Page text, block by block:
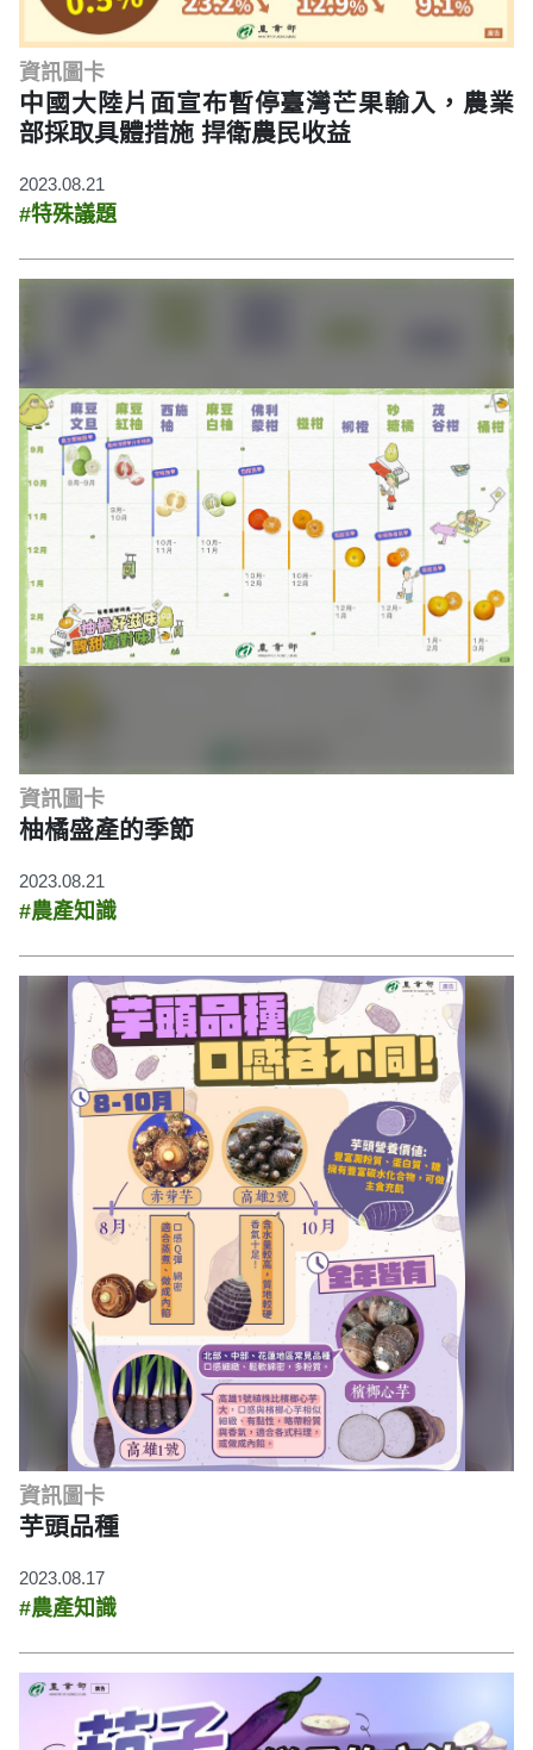
資訊圖卡
中國大陸片面宣布暫停臺灣芒果輸入，農業
部採取具體措施 捍衛農民收益
2023.08.21
#特殊議題
資訊圖卡
柚橘盛產的季節
2023.08.21
#農產知識
資訊圖卡
芋頭品種
2023.08.17
#農產知識